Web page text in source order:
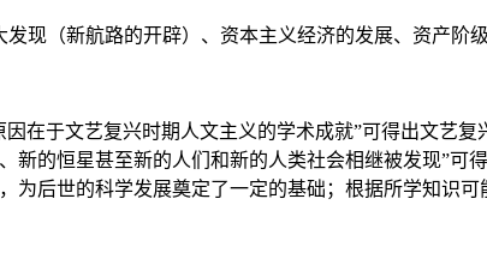
发现（新航路的开辟）、资本主义经济的发展、资产
在于文艺复兴时期人文主义的学术成就”可得出文艺
新的恒星甚至新的人们和新的人类社会相继被发现”
为后世的科学发展奠定了一定的基础；根据所学知识